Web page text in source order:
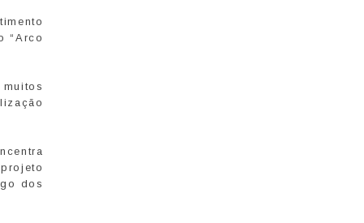
“Arco
dos